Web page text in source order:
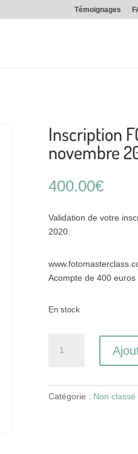
Témoignages
Inscription
novembre
400.00€
Validation de votre
2020.
Acompte de 400
En stock
#8
Catégorie : Non classé